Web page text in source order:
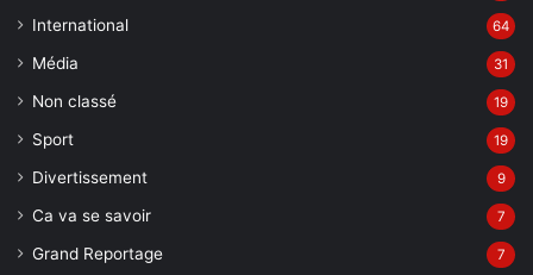
International 64
Média 31
Non classé 19
Sport 19
Divertissement 9
Ca va se savoir 7
Grand Reportage 7